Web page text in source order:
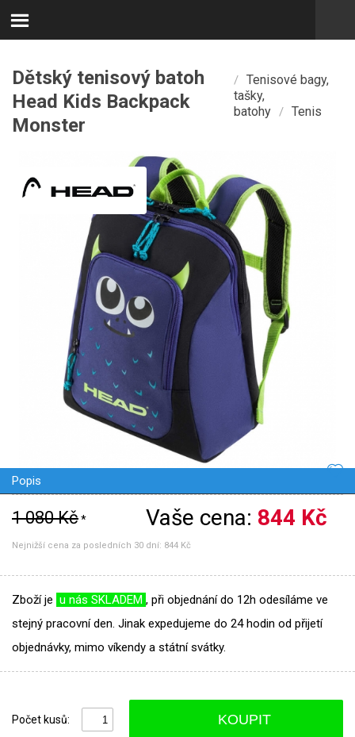
Dětský tenisový batoh
Head Kids Backpack
Monster
/ Tenisové bagy,
tašky,
batohy / Tenis
Popis
1 080 Kč* Vaše cena: 844 Kč
Nejnižší cena za posledních 30 dní: 844 Kč
Zboží je u nás SKLADEM , při objednání do 12h odesíláme ve
stejný pracovní den. Jinak expedujeme do 24 hodin od přijetí
objednávky, mimo víkendy a státní svátky.
Počet kusů: KOUPIT